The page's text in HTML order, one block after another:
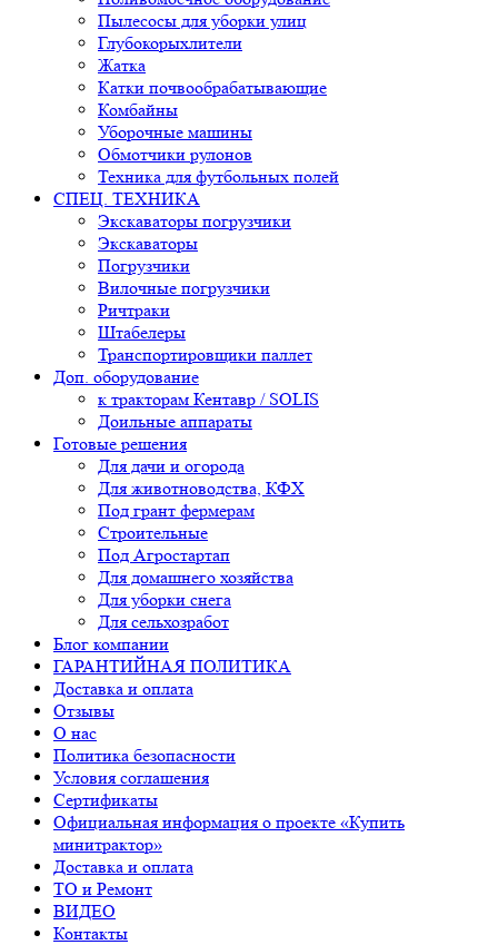
Пылесосы для уборки улиц
Глубокорыхлители
Жатка
Катки почвообрабатывающие
Комбайны
Уборочные машины
Обмотчики рулонов
Техника для футбольных полей
СПЕЦ. ТЕХНИКА
Экскаваторы погрузчики
Экскаваторы
Погрузчики
Вилочные погрузчики
Ричтраки
Штабелеры
Транспортировщики паллет
Доп. оборудование
к тракторам Кентавр / SOLIS
Доильные аппараты
Готовые решения
Для дачи и огорода
Для животноводства, КФХ
Под грант фермерам
Строительные
Под Агростартап
Для домашнего хозяйства
Для уборки снега
Для сельхозработ
Блог компании
ГАРАНТИЙНАЯ ПОЛИТИКА
Доставка и оплата
Отзывы
О нас
Политика безопасности
Условия соглашения
Сертификаты
Официальная информация о проекте «Купить
минитрактор»
Доставка и оплата
ТО и Ремонт
ВИДЕО
Контакты